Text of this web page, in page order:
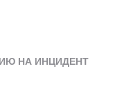
НА ИНЦИДЕНТ